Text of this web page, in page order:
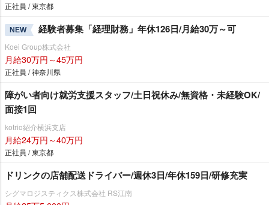
正社員 / 東京都
NEW 経験者募集「経理財務」年休126日/月給30万～可
Koei Group株式会社
月給30万円～45万円
正社員 / 神奈川県
障がい者向け就労支援スタッフ/土日祝休み/無資格・未経験OK/
面接1回
kotrio紹介横浜支店
月給24万円～40万円
正社員 / 東京都
ドリンクの店舗配送ドライバー/週休3日/年休159日/研修充実
シグマロジスティクス株式会社 RS江南